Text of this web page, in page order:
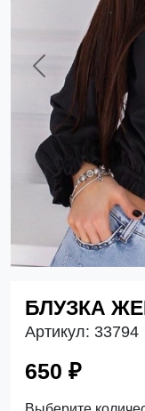
Previous
БЛУЗКА
Артикул: 33794
650 ₽